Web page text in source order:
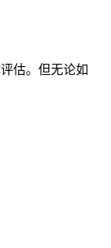
估。但无论如